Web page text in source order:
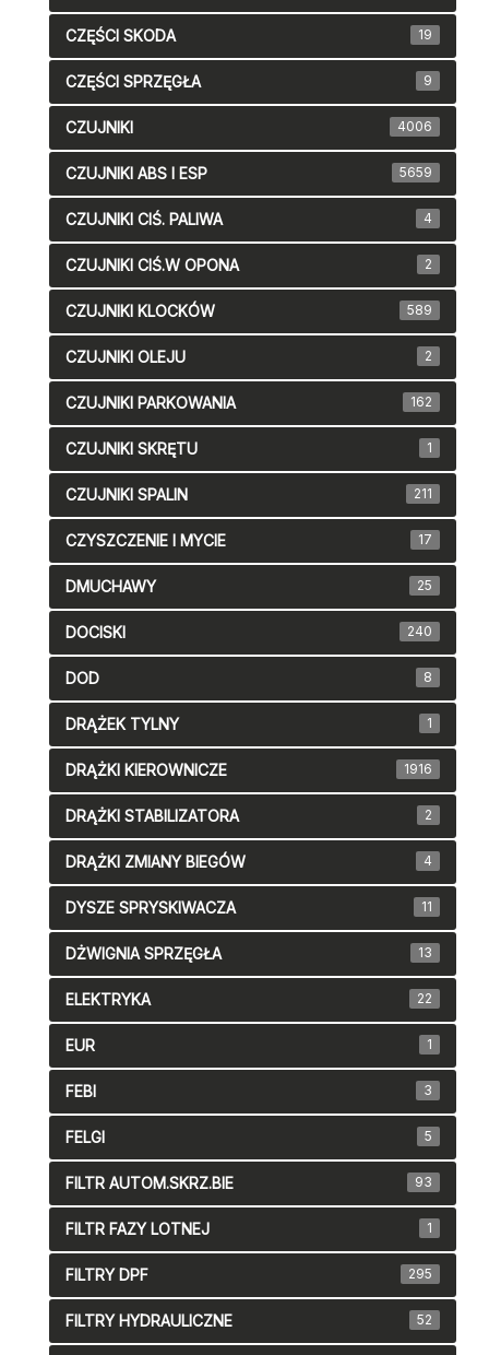
CZĘŚCI SKODA 19
CZĘŚCI SPRZĘGŁA 9
CZUJNIKI 4006
CZUJNIKI ABS I ESP 5659
CZUJNIKI CIŚ. PALIWA 4
CZUJNIKI CIŚ.W OPONA 2
CZUJNIKI KLOCKÓW 589
CZUJNIKI OLEJU 2
CZUJNIKI PARKOWANIA 162
CZUJNIKI SKRĘTU 1
CZUJNIKI SPALIN 211
CZYSZCZENIE I MYCIE 17
DMUCHAWY 25
DOCISKI 240
DOD 8
DRĄŻEK TYLNY 1
DRĄŻKI KIEROWNICZE 1916
DRĄŻKI STABILIZATORA 2
DRĄŻKI ZMIANY BIEGÓW 4
DYSZE SPRYSKIWACZA 11
DŻWIGNIA SPRZĘGŁA 13
ELEKTRYKA 22
EUR 1
FEBI 3
FELGI 5
FILTR AUTOM.SKRZ.BIE 93
FILTR FAZY LOTNEJ 1
FILTRY DPF 295
FILTRY HYDRAULICZNE 52